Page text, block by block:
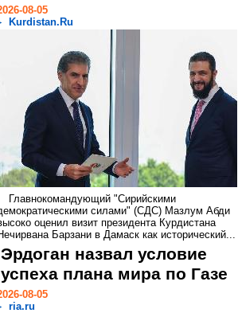
08-05
Kurdistan.Ru
Главнокомандующий "Сирийскими
силами" (СДС) Мазлум Абди
оценил визит президента Курдистана
Барзани в Дамаск как исторический...
Эрдоган назвал условие
успеха плана мира по Газе
08-05
ria.ru